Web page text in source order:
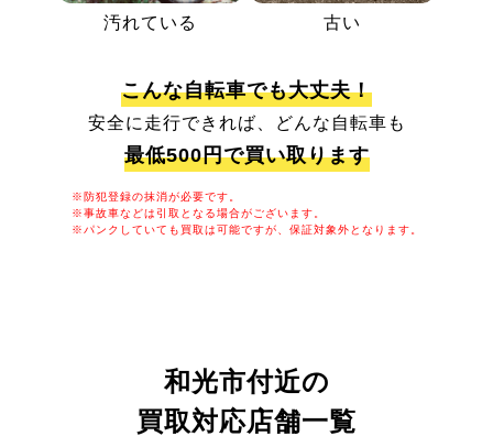
汚れている 古い
こんな自転車でも大丈夫！
安全に走行できれば、どんな自転車も
最低500円で買い取ります
※防犯登録の抹消が必要です。
※事故車などは引取となる場合がございます。
※パンクしていても買取は可能ですが、保証対象外となります。
和光市付近の
買取対応店舗一覧